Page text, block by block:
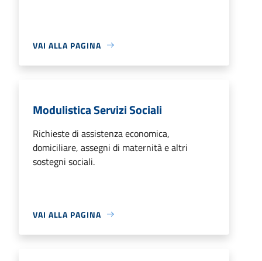
VAI ALLA PAGINA
Modulistica Servizi Sociali
Richieste di assistenza economica,
domiciliare, assegni di maternità e altri
sostegni sociali.
VAI ALLA PAGINA